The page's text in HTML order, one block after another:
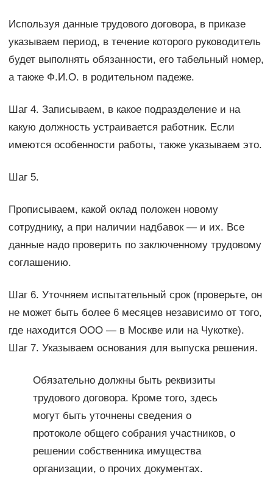
Используя данные трудового договора, в приказе
указываем период, в течение которого руководитель
будет выполнять обязанности, его табельный номер,
а также Ф.И.О. в родительном падеже.
Шаг 4. Записываем, в какое подразделение и на
какую должность устраивается работник. Если
имеются особенности работы, также указываем это.
Шаг 5.
Прописываем, какой оклад положен новому
сотруднику, а при наличии надбавок — и их. Все
данные надо проверить по заключенному трудовому
соглашению.
Шаг 6. Уточняем испытательный срок (проверьте, он
не может быть более 6 месяцев независимо от того,
где находится ООО — в Москве или на Чукотке).
Шаг 7. Указываем основания для выпуска решения.
Обязательно должны быть реквизиты
трудового договора. Кроме того, здесь
могут быть уточнены сведения о
протоколе общего собрания участников, о
решении собственника имущества
организации, о прочих документах.